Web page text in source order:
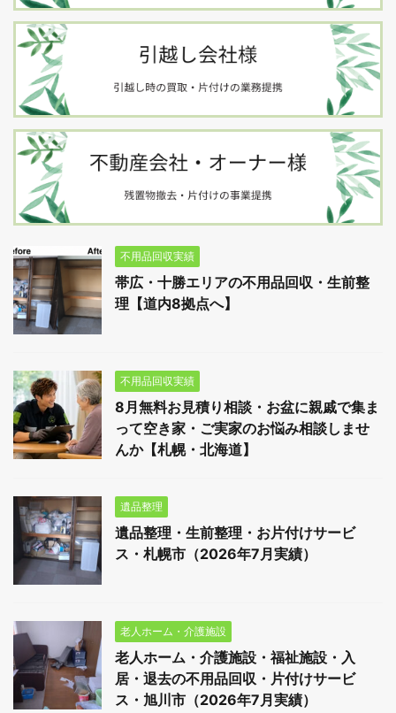
不用品回収実績
帯広・十勝エリアの不用品回収・生前整
理【道内8拠点へ】
不用品回収実績
8月無料お見積り相談・お盆に親戚で集ま
って空き家・ご実家のお悩み相談しませ
んか【札幌・北海道】
遺品整理
遺品整理・生前整理・お片付けサービ
ス・札幌市（2026年7月実績）
老人ホーム・介護施設
老人ホーム・介護施設・福祉施設・入
居・退去の不用品回収・片付けサービ
ス・旭川市（2026年7月実績）